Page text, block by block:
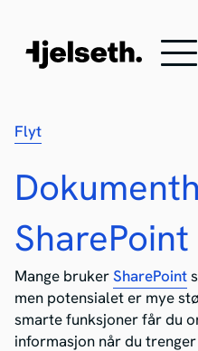
Flyt
SharePoint
Mange bruker SharePoint
men potensialet er mye
smarte funksjoner får du
informasjon når du